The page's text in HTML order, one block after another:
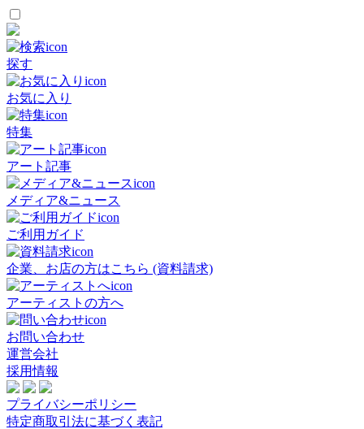
探す
お気に入り
特集
アート記事
メディア&ニュース
ご利用ガイド
企業、お店の方はこちら (資料請求)
アーティストの方へ
お問い合わせ
運営会社
採用情報
プライバシーポリシー
特定商取引法に基づく表記